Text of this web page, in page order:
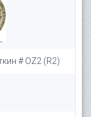
# OZ2 (R2)